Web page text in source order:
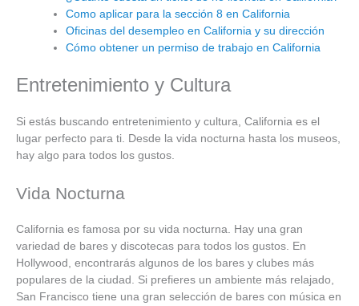
Como aplicar para la sección 8 en California
Oficinas del desempleo en California y su dirección
Cómo obtener un permiso de trabajo en California
Entretenimiento y Cultura
Si estás buscando entretenimiento y cultura, California es el
lugar perfecto para ti. Desde la vida nocturna hasta los museos,
hay algo para todos los gustos.
Vida Nocturna
California es famosa por su vida nocturna. Hay una gran
variedad de bares y discotecas para todos los gustos. En
Hollywood, encontrarás algunos de los bares y clubes más
populares de la ciudad. Si prefieres un ambiente más relajado,
San Francisco tiene una gran selección de bares con música en